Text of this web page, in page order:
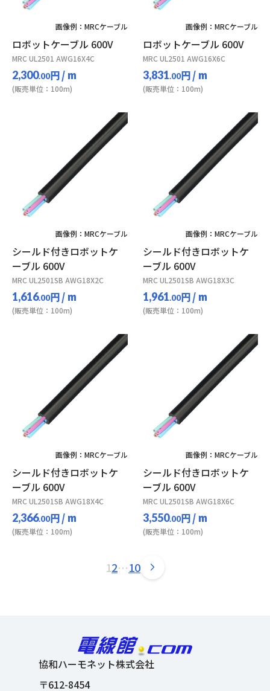
画像例：MRCケーブル
ロボットケーブル 600V
MRC UL2501 AWG16X4C
2,300.00円/ m
(販売単位：100m)
画像例：MRCケーブル
ロボットケーブル 600V
MRC UL2501 AWG16X6C
3,831.00円/ m
(販売単位：100m)
画像例：MRCケーブル
シールド付きロボットケ
ーブル 600V
MRC UL2501SB AWG18X2C
1,616.00円/ m
(販売単位：100m)
画像例：MRCケーブル
シールド付きロボットケ
ーブル 600V
MRC UL2501SB AWG18X3C
1,961.00円/ m
(販売単位：100m)
画像例：MRCケーブル
シールド付きロボットケ
ーブル 600V
MRC UL2501SB AWG18X4C
2,366.00円/ m
(販売単位：100m)
画像例：MRCケーブル
シールド付きロボットケ
ーブル 600V
MRC UL2501SB AWG18X6C
3,550.00円/ m
(販売単位：100m)
12…10
協和ハーモネット株式会社
〒612-8454